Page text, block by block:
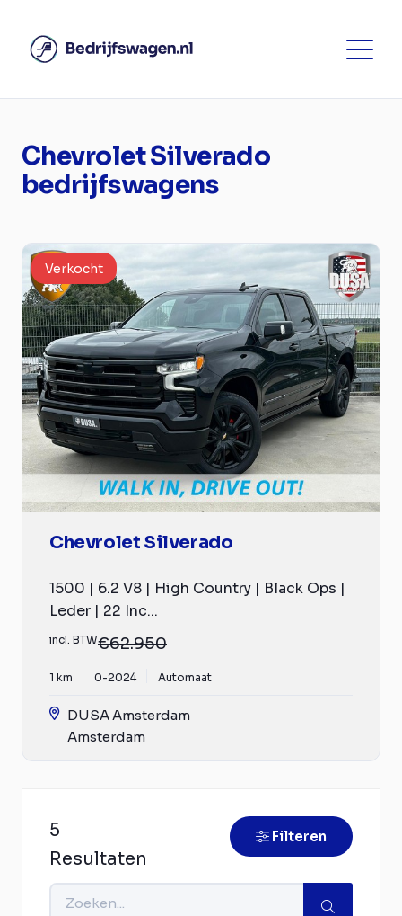
Chevrolet Silverado
bedrijfswagens
Verkocht
Chevrolet Silverado
1500 | 6.2 V8 | High Country | Black Ops |
Leder | 22 Inc...
incl. BTW€62.950
1 km 0-2024 Automaat
DUSA Amsterdam
Amsterdam
5
Resultaten
Filteren